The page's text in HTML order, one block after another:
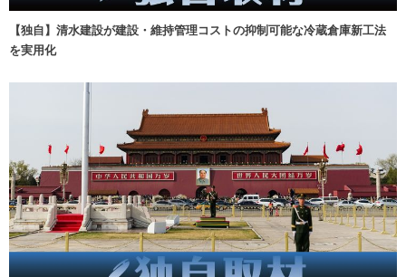
【独自】清水建設が建設・維持管理コストの抑制可能な冷蔵倉庫新工法
を実用化